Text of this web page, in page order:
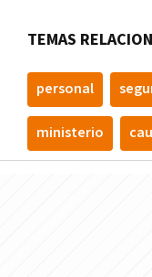
TEMAS
personal
ministerio